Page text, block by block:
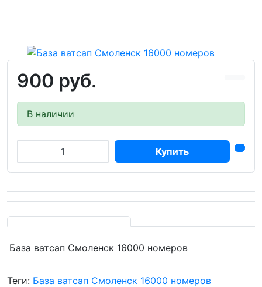
900 руб.
В наличии
Купить
База ватсап Смоленск 16000 номеров
Теги: База ватсап Смоленск 16000 номеров